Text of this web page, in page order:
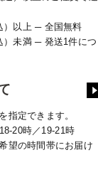
）以上 ─ 全国無料
）未満 ─ 発送1件につ
指定できます。
20時／19-21時
望の時間帯にお届け